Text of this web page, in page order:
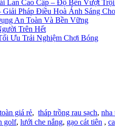
Lan Cao Cấp – Độ Bền Vượt
Giải Pháp Điều Hoà Ánh Sáng
An Toàn Và Bền Vững
Trên Hết
Ưu Trải Nghiệm Chơi Bóng
giá rẻ, tháp trồng rau sạch, nha
golf, lưới che nắng, gạo cát tiên ,